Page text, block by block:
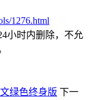
1276.html
小时内删除，不允
绿色终身版 下一